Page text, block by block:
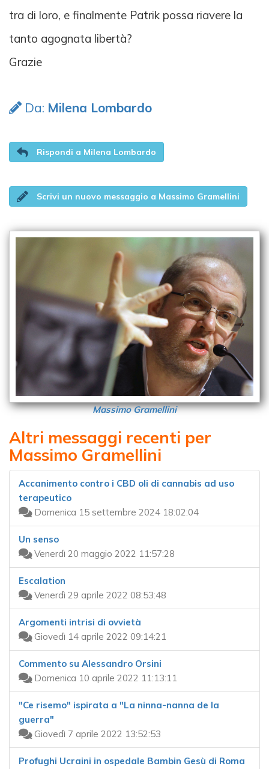
tra di loro, e finalmente Patrik possa riavere la
tanto agognata libertà?
Grazie
Da: Milena Lombardo
Rispondi a Milena Lombardo
Scrivi un nuovo messaggio a Massimo Gramellini
Massimo Gramellini
Altri messaggi recenti per
Massimo Gramellini
Accanimento contro i CBD oli di cannabis ad uso
terapeutico
Domenica 15 settembre 2024 18:02:04
Un senso
Venerdì 20 maggio 2022 11:57:28
Escalation
Venerdì 29 aprile 2022 08:53:48
Argomenti intrisi di ovvietà
Giovedì 14 aprile 2022 09:14:21
Commento su Alessandro Orsini
Domenica 10 aprile 2022 11:13:11
"Ce risemo" ispirata a "La ninna-nanna de la
guerra"
Giovedì 7 aprile 2022 13:52:53
Profughi Ucraini in ospedale Bambin Gesù di Roma